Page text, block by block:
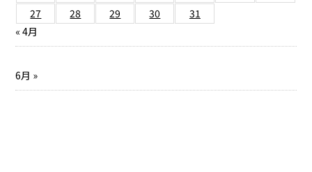
27
28 29 30
31
« 4月
6月 »